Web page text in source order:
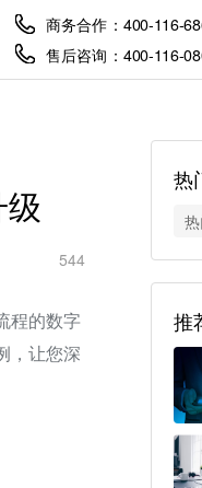
商务合作：400-116-
售后咨询：400-116-
544
程的数字
，让您深
热
推